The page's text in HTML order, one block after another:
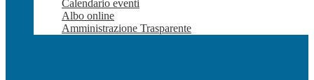
Calendario eventi
Albo online
Amministrazione Trasparente